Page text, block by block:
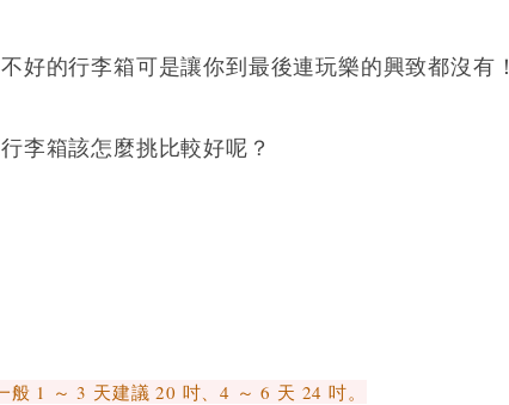
好的行李箱可是讓你到最後連玩樂的興致都沒有！
李箱該怎麼挑比較好呢？
1 ～ 3 天建議 20 吋、4 ～ 6 天 24 吋。